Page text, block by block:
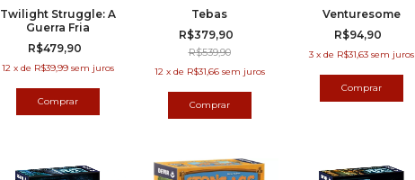
Twilight Struggle: A
Guerra Fria
R$479,90
12 x de R$39,99 sem juros
Tebas
R$379,90
R$539,90
12 x de R$31,66 sem juros
Venturesome
R$94,90
3 x de R$31,63 sem juros